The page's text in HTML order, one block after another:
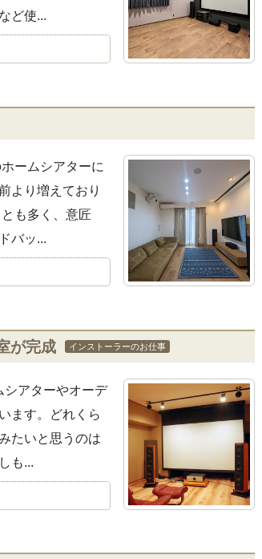
ど使...
ームシアターに
より増えており
も多く、意匠
バッ...
が完成 インストーラーのお仕事
シアターやオーデ
ます。どれくら
たいと思うのは
も...